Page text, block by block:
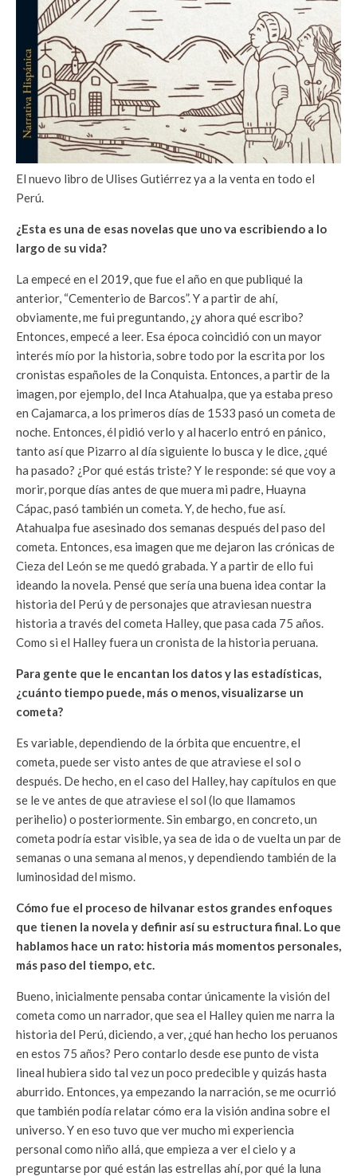
El nuevo libro de Ulises Gutiérrez ya a la venta en todo el
Perú.
¿Esta es una de esas novelas que uno va escribiendo a lo
largo de su vida?
La empecé en el 2019, que fue el año en que publiqué la
anterior, “Cementerio de Barcos”. Y a partir de ahí,
obviamente, me fui preguntando, ¿y ahora qué escribo?
Entonces, empecé a leer. Esa época coincidió con un mayor
interés mío por la historia, sobre todo por la escrita por los
cronistas españoles de la Conquista. Entonces, a partir de la
imagen, por ejemplo, del Inca Atahualpa, que ya estaba preso
en Cajamarca, a los primeros días de 1533 pasó un cometa de
noche. Entonces, él pidió verlo y al hacerlo entró en pánico,
tanto así que Pizarro al día siguiente lo busca y le dice, ¿qué
ha pasado? ¿Por qué estás triste? Y le responde: sé que voy a
morir, porque días antes de que muera mi padre, Huayna
Cápac, pasó también un cometa. Y, de hecho, fue así.
Atahualpa fue asesinado dos semanas después del paso del
cometa. Entonces, esa imagen que me dejaron las crónicas de
Cieza del León se me quedó grabada. Y a partir de ello fui
ideando la novela. Pensé que sería una buena idea contar la
historia del Perú y de personajes que atraviesan nuestra
historia a través del cometa Halley, que pasa cada 75 años.
Como si el Halley fuera un cronista de la historia peruana.
Para gente que le encantan los datos y las estadísticas,
¿cuánto tiempo puede, más o menos, visualizarse un
cometa?
Es variable, dependiendo de la órbita que encuentre, el
cometa, puede ser visto antes de que atraviese el sol o
después. De hecho, en el caso del Halley, hay capítulos en que
se le ve antes de que atraviese el sol (lo que llamamos
perihelio) o posteriormente. Sin embargo, en concreto, un
cometa podría estar visible, ya sea de ida o de vuelta un par de
semanas o una semana al menos, y dependiendo también de la
luminosidad del mismo.
Cómo fue el proceso de hilvanar estos grandes enfoques
que tienen la novela y definir así su estructura final. Lo que
hablamos hace un rato: historia más momentos personales,
más paso del tiempo, etc.
Bueno, inicialmente pensaba contar únicamente la visión del
cometa como un narrador, que sea el Halley quien me narra la
historia del Perú, diciendo, a ver, ¿qué han hecho los peruanos
en estos 75 años? Pero contarlo desde ese punto de vista
lineal hubiera sido tal vez un poco predecible y quizás hasta
aburrido. Entonces, ya empezando la narración, se me ocurrió
que también podía relatar cómo era la visión andina sobre el
universo. Y en eso tuvo que ver mucho mi experiencia
personal como niño allá, que empieza a ver el cielo y a
preguntarse por qué están las estrellas ahí, por qué la luna